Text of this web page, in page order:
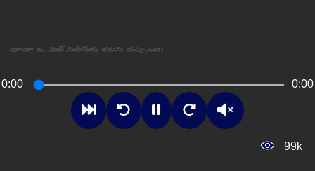
ఛావా ఓ వెబ్ సిరీస్‌కు కలిసి వచ్చింది!
0:00 0:00
99k